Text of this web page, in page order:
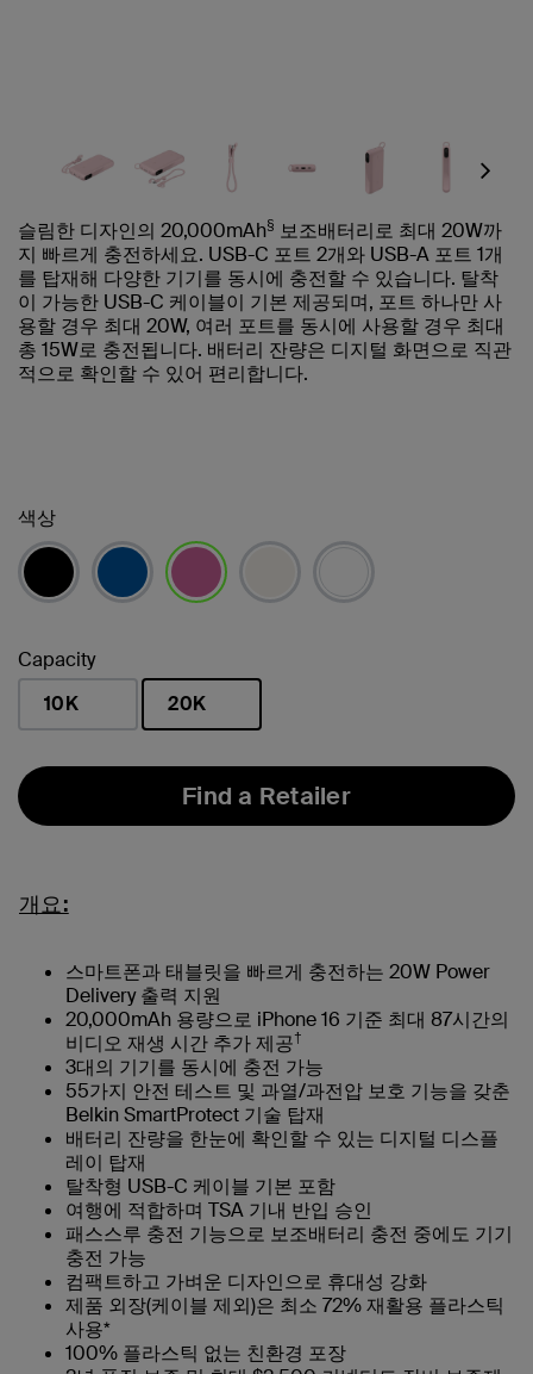
Next
슬림한 디자인의 20,000mAh§ 보조배터리로 최대 20W까
지 빠르게 충전하세요. USB-C 포트 2개와 USB-A 포트 1개
를 탑재해 다양한 기기를 동시에 충전할 수 있습니다. 탈착
이 가능한 USB-C 케이블이 기본 제공되며, 포트 하나만 사
용할 경우 최대 20W, 여러 포트를 동시에 사용할 경우 최대
총 15W로 충전됩니다. 배터리 잔량은 디지털 화면으로 직관
적으로 확인할 수 있어 편리합니다.
색상
Capacity
10K
20K
Find a Retailer
개요:
스마트폰과 태블릿을 빠르게 충전하는 20W Power
Delivery 출력 지원
20,000mAh 용량으로 iPhone 16 기준 최대 87시간의
비디오 재생 시간 추가 제공†
3대의 기기를 동시에 충전 가능
55가지 안전 테스트 및 과열/과전압 보호 기능을 갖춘
Belkin SmartProtect 기술 탑재
배터리 잔량을 한눈에 확인할 수 있는 디지털 디스플
레이 탑재
탈착형 USB-C 케이블 기본 포함
여행에 적합하며 TSA 기내 반입 승인
패스스루 충전 기능으로 보조배터리 충전 중에도 기기
충전 가능
컴팩트하고 가벼운 디자인으로 휴대성 강화
제품 외장(케이블 제외)은 최소 72% 재활용 플라스틱
사용*
100% 플라스틱 없는 친환경 포장